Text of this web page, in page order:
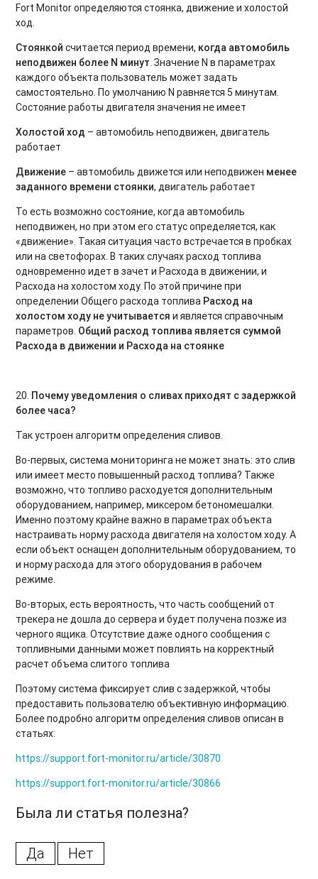
Fort Monitor определяются стоянка, движение и холостой
ход.
Стоянкой считается период времени, когда автомобиль
неподвижен более N минут. Значение N в параметрах
каждого объекта пользователь может задать
самостоятельно. По умолчанию N равняется 5 минутам.
Состояние работы двигателя значения не имеет
Холостой ход – автомобиль неподвижен, двигатель
работает
Движение – автомобиль движется или неподвижен менее
заданного времени стоянки, двигатель работает
То есть возможно состояние, когда автомобиль
неподвижен, но при этом его статус определяется, как
«движение». Такая ситуация часто встречается в пробках
или на светофорах. В таких случаях расход топлива
одновременно идет в зачет и Расхода в движении, и
Расхода на холостом ходу. По этой причине при
определении Общего расхода топлива Расход на
холостом ходу не учитывается и является справочным
параметров. Общий расход топлива является суммой
Расхода в движении и Расхода на стоянке
20. Почему уведомления о сливах приходят с задержкой
более часа?
Так устроен алгоритм определения сливов.
Во-первых, система мониторинга не может знать: это слив
или имеет место повышенный расход топлива? Также
возможно, что топливо расходуется дополнительным
оборудованием, например, миксером бетономешалки.
Именно поэтому крайне важно в параметрах объекта
настраивать норму расхода двигателя на холостом ходу. А
если объект оснащен дополнительным оборудованием, то
и норму расхода для этого оборудования в рабочем
режиме.
Во-вторых, есть вероятность, что часть сообщений от
трекера не дошла до сервера и будет получена позже из
черного ящика. Отсутствие даже одного сообщения с
топливными данными может повлиять на корректный
расчет объема слитого топлива
Поэтому система фиксирует слив с задержкой, чтобы
предоставить пользователю объективную информацию.
Более подробно алгоритм определения сливов описан в
статьях:
https://support.fort-monitor.ru/article/30870
https://support.fort-monitor.ru/article/30866
Была ли статья полезна?
Да Нет